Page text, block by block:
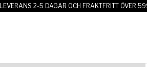
LEVERANS 2-5 DAGAR OCH FRAKTFRITT ÖVER